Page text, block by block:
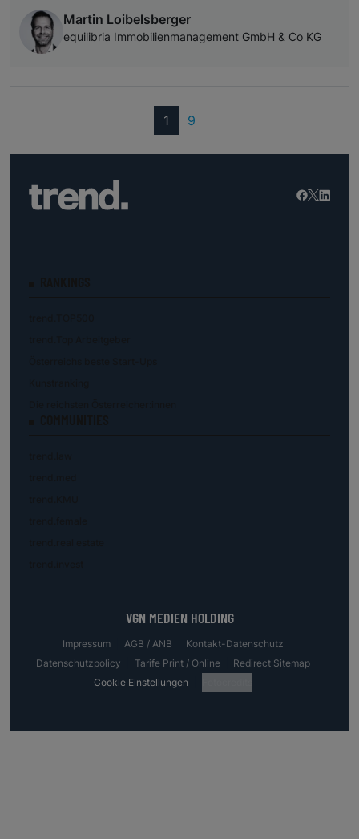
Martin Loibelsberger
equilibria Immobilienmanagement GmbH & Co KG
1 (current)
9
VGN MEDIEN HOLDING
Impressum AGB / ANB
Kontakt-Datenschutz
Datenschutzpolicy
Tarife Print / Online
Redirect Sitemap
Cookie Einstellungen